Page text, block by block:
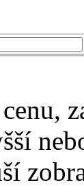
cenu,